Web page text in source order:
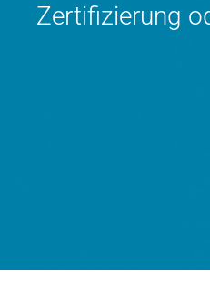
Zertifizierung